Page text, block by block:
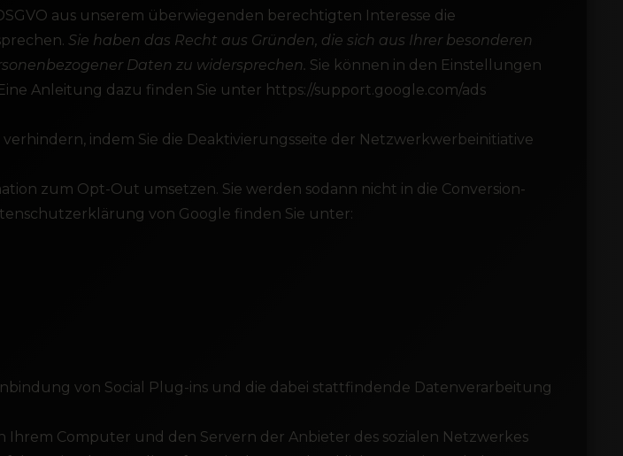
aus unserem überwiegenden berechtigten Interesse die
Sie haben das Recht aus Gründen, die sich aus Ihrer besonderen
Daten zu widersprechen. Sie können in den Einstellungen
Anleitung dazu finden Sie unter https://support.google.com/ads
indem Sie die Deaktivierungsseite der Netzwerkwerbeinitiative
zum Opt-Out umsetzen. Sie werden sodann nicht in die Conversion-
von Google finden Sie unter:
von Social Plug-ins und die dabei stattfindende Datenverarbeitung
Computer und den Servern der Anbieter des sozialen Netzwerkes